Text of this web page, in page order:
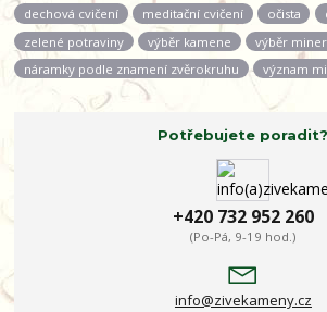
dechová cvičení
meditační cvičení očista
zelené potraviny
výběr kamene výběr
náramky podle znamení zvěrokruhu
význam
Potřebujete poradit?
+420 732 952 260
(Po-Pá, 9-19 hod.)
info@zivekameny.cz